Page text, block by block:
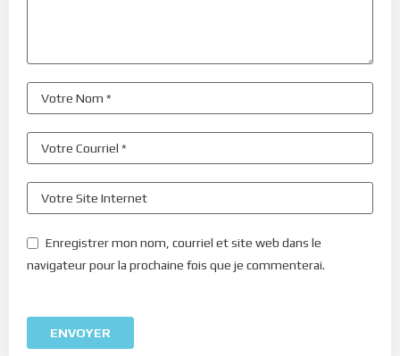
Enregistrer mon nom, courriel et site web dans le
navigateur pour la prochaine fois que je commenterai.